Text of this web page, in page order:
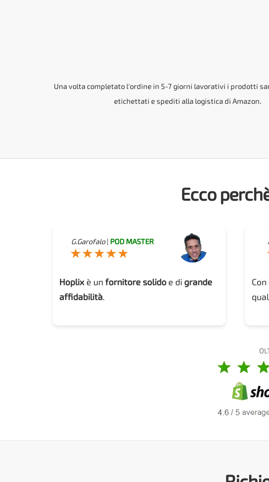
Una volta completato l'ordine in 5-7 giorni lavorativi i prodotti
etichettati e spediti alla logistica di Amazon.
Ecco
G.Garofalo| POD MASTER
Hoplixè un fornitore solidoe di grande
affidabilità.